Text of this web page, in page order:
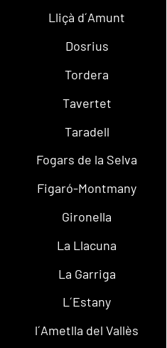
Lliçà d´Amunt
Dosrius
Tordera
Tavertet
Taradell
Fogars de la Selva
Figaró-Montmany
Gironella
La Llacuna
La Garriga
L´Estany
l´Ametlla del Vallès